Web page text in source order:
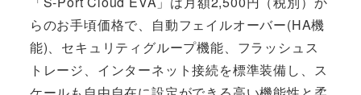
らのお手頃価格で、自動フェイルオーバー(HA機
能)、セキュリティグループ機能、フラッシュス
トレージ、インターネット接続を標準装備し、ス